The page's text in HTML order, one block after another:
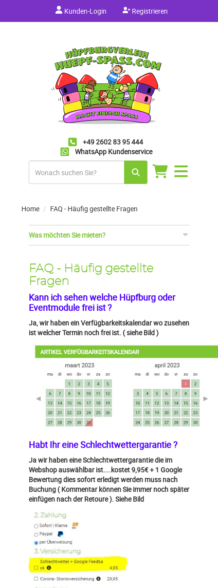
Kunden-Login Registrieren
+49 2602 83 95 444
WhatsApp Kundenservice
Navigation
umschalten
Home FAQ - Häufig gestellte Fragen
Was möchten Sie mieten?
FAQ - Häufig gestellte
Fragen
Kann ich sehen welche Hüpfburg oder
Eventmodule frei ist ?
Ja, wir haben ein Verfügbarkeitskalendar wo zusehen
ist welcher Termin noch frei ist. ( siehe Bild )
Habt Ihr eine Schlechtwettergarantie ?
Ja wir haben eine Schlechtwettergarantie die im
Webshop auswählbar ist....kostet 9,95€ + 1 Google
Bewertung dies sofort erledigt werden muss nach
Buchung ( Kommentar können Sie immer noch später
einfügen nach der Retoure ). Siehe Bild